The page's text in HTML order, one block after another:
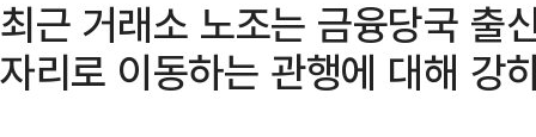
최근 거래소 노조는 금융당국 출
자리로 이동하는 관행에 대해 강